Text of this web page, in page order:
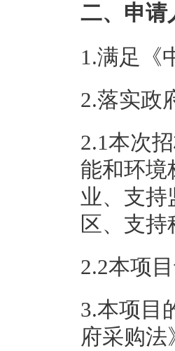
二、申请
1.满足《
2.落实政
2.1本次
能和环境
业、支持
区、支
2.2本项
3.本项目
府采购